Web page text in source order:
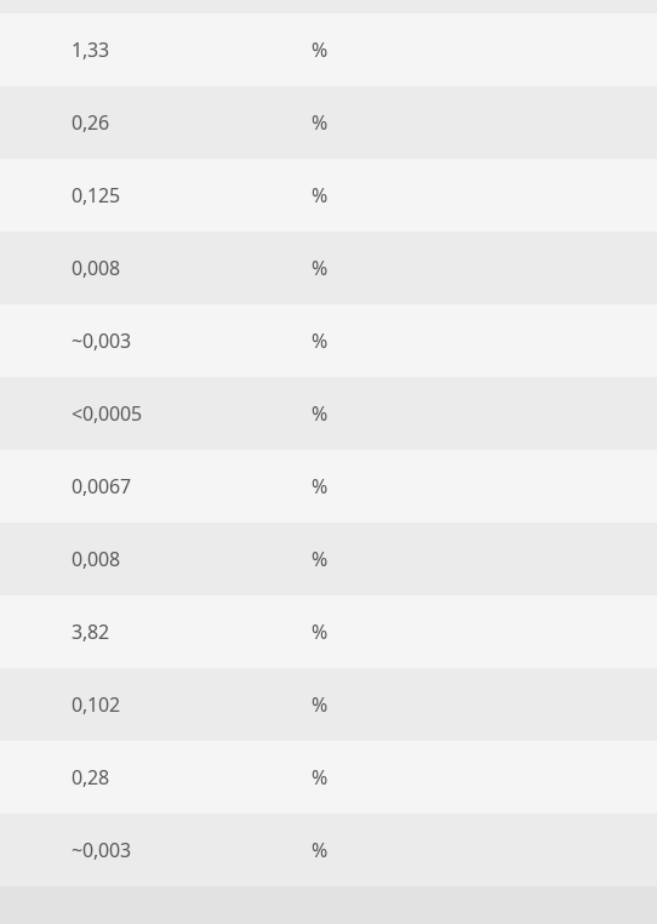
1,33 %
0,26 %
0,125 %
0,008 %
~0,003 %
<0,0005 %
0,0067 %
0,008 %
3,82 %
0,102 %
0,28 %
~0,003 %